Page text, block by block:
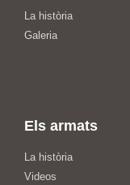
La història
Galeria
Els armats
La història
Videos